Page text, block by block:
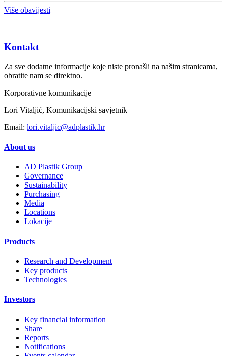
Više obavijesti
Kontakt
Za sve dodatne informacije koje niste pronašli na našim stranicama,
obratite nam se direktno.
Korporativne komunikacije
Lori Vitaljić, Komunikacijski savjetnik
Email: lori.vitaljic@adplastik.hr
About us
AD Plastik Group
Governance
Sustainability
Purchasing
Media
Locations
Lokacije
Products
Research and Development
Key products
Technologies
Investors
Key financial information
Share
Reports
Notifications